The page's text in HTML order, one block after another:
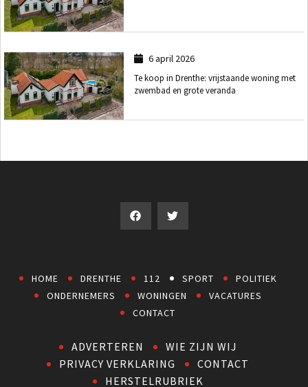
6 april 2026
Te koop in Drenthe: vrijstaande woning met
zwembad en grote veranda
HOME DRENTHE 112 SPORT
POLITIEK
ONDERNEMERS
WONINGEN
VACATURES
CONTACT
ADVERTEREN
WIE ZIJN WIJ
PRIVACY VERKLARING
CONTACT
HERSTELRUBRIEK